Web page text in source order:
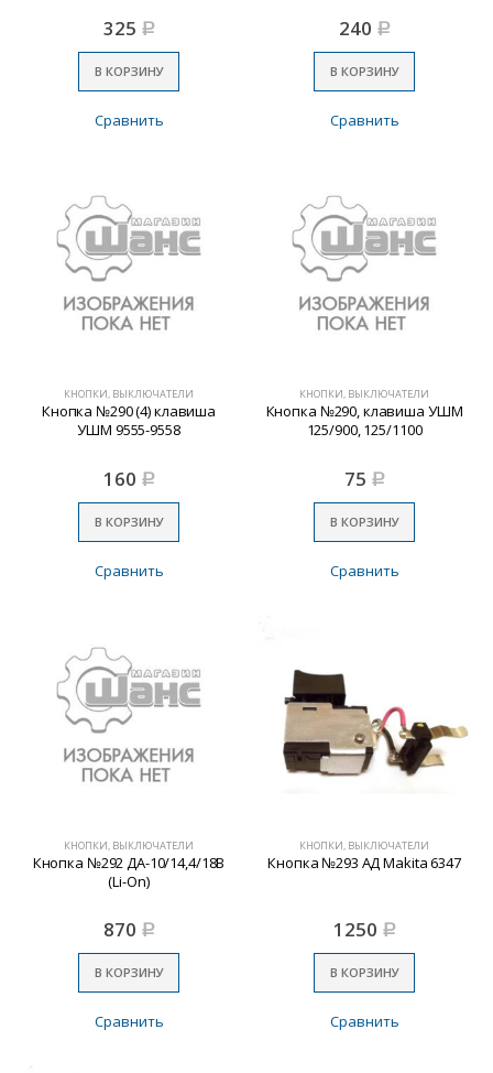
325 Р
В КОРЗИНУ
Сравнить
240 Р
В КОРЗИНУ
Сравнить
КНОПКИ, ВЫКЛЮЧАТЕЛИ
Кнопка №290 (4) клавиша
УШМ 9555-9558
160 Р
В КОРЗИНУ
Сравнить
КНОПКИ, ВЫКЛЮЧАТЕЛИ
Кнопка №290, клавиша УШМ
125/900, 125/1100
75 Р
В КОРЗИНУ
Сравнить
КНОПКИ, ВЫКЛЮЧАТЕЛИ
Кнопка №292 ДА-10/14,4/18В
(Li-On)
870 Р
В КОРЗИНУ
Сравнить
КНОПКИ, ВЫКЛЮЧАТЕЛИ
Кнопка №293 АД Makita 6347
1250 Р
В КОРЗИНУ
Сравнить